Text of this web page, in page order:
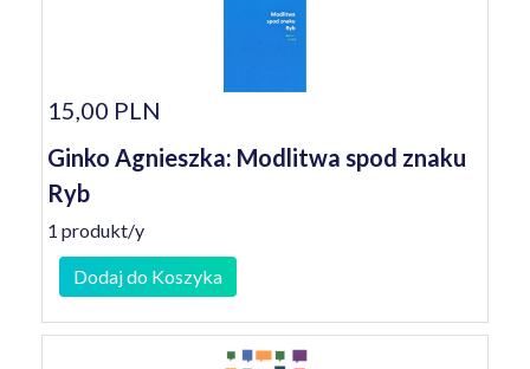
15,00 PLN
Ginko Agnieszka: Modlitwa spod znaku
Ryb
1 produkt/y
Dodaj do Koszyka